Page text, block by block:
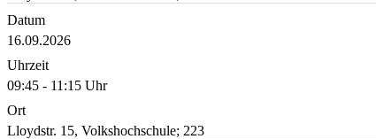
Datum
16.09.2026
Uhrzeit
09:45 - 11:15 Uhr
Ort
Lloydstr. 15, Volkshochschule; 223